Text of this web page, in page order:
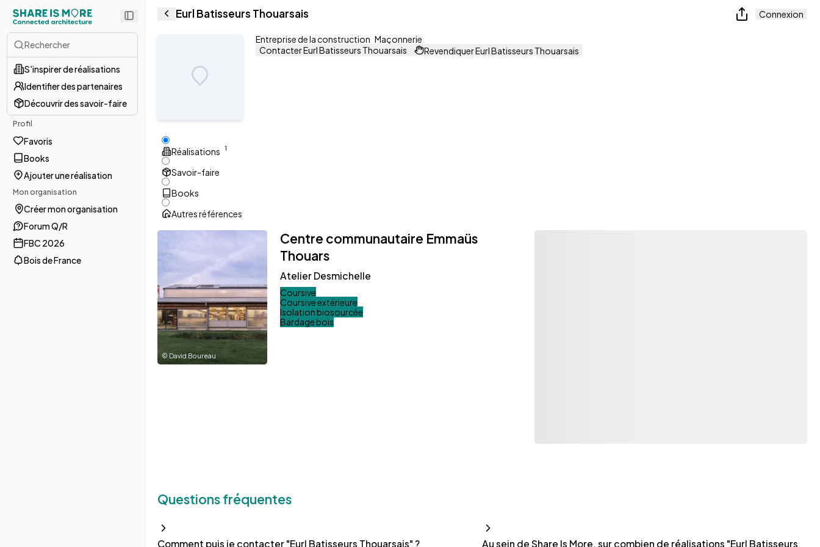
Rechercher
S'inspirer de réalisations
Identifier des partenaires
Découvrir des savoir-faire
Profil
Favoris
Books
Ajouter une réalisation
Mon organisation
Créer mon organisation
Forum Q/R
FBC 2026
Bois de France
Eurl Batisseurs Thouarsais Connexion
Entreprise de la construction Maçonnerie
Contacter Eurl Batisseurs Thouarsais
Revendiquer Eurl Batisseurs Thouarsais
Réalisations 1
Savoir-faire
Books
Autres références
© David Boureau
Centre communautaire Emmaüs
Thouars
Atelier Desmichelle
Coursive
Coursive extérieure
Isolation biosourcée
Bardage bois
Questions fréquentes
Comment puis je contacter "Eurl Batisseurs Thouarsais" ? Au sein de Share Is More, sur combien de réalisations "Eurl Batisseurs